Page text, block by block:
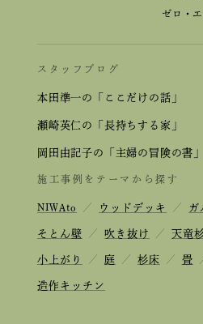
ゼロ・
スタッフブログ
本田準一の「ここだけの話」
瀬崎英仁の「長持ちする家」
岡田由記子の「主婦の冒険の書」
施工事例をテーマから探す
NIWAto ／ ウッドデッキ ／ ガ
そとん壁 ／ 吹き抜け ／ 天竜
小上がり ／ 庭 ／ 杉床 ／ 畳
造作キッチン